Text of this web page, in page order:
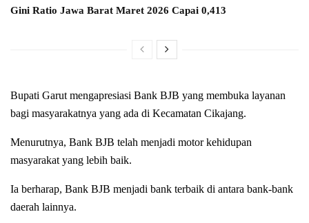
Gini Ratio Jawa Barat Maret 2026 Capai 0,413
Bupati Garut mengapresiasi Bank BJB yang membuka layanan
bagi masyarakatnya yang ada di Kecamatan Cikajang.
Menurutnya, Bank BJB telah menjadi motor kehidupan
masyarakat yang lebih baik.
Ia berharap, Bank BJB menjadi bank terbaik di antara bank-bank
daerah lainnya.